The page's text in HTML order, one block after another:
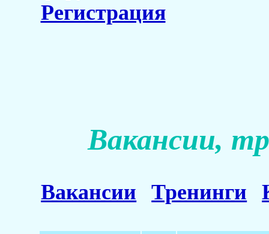
Регистрация
Вакансии,
Вакансии Тренинги